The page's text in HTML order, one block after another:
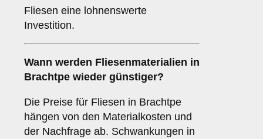
Fliesen eine lohnenswerte
Investition.
Wann werden Fliesenmaterialien in
Brachtpe wieder günstiger?
Die Preise für Fliesen in Brachtpe
hängen von den Materialkosten und
der Nachfrage ab. Schwankungen in